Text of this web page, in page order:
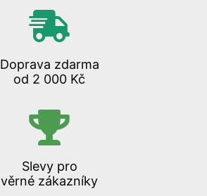
Doprava zdarma
od 2 000 Kč
Slevy pro
věrné zákazníky